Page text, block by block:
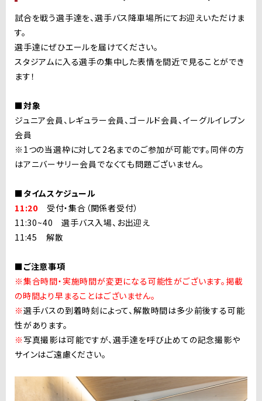
試合を戦う選手達を、選手バス降車場所にてお迎えいただけま
す。
選手達にぜひエールを届けてください。
スタジアムに入る選手の集中した表情を間近で見ることができ
ます！
■対象
ジュニア会員、レギュラー会員、ゴールド会員、イーグルイレブン
会員
※1つの当選枠に対して2名までのご参加が可能です。同伴の方
はアニバーサリー会員でなくても問題ございません。
■タイムスケジュール
11:20 受付・集合（関係者受付）
11:30~40 選手バス入場、お出迎え
11:45 解散
■ご注意事項
※集合時間・実施時間が変更になる可能性がございます。掲載
の時間より早まることはございません。
※選手バスの到着時刻によって、解散時間は多少前後する可能
性があります。
※ 写真撮影は可能ですが、選手達を呼び止めての記念撮影や
サインはご遠慮ください。